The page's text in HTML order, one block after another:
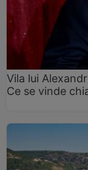
Vila lui
Ce se vinde